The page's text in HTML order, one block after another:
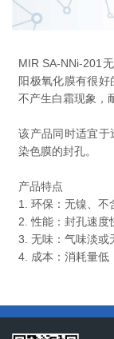
MIR SA-NNi-201
阳极氧化膜有很好
不产生白霜现象，
该产品同时适宜
染色膜的封孔。
产品特点
1. 环保：无镍、不
2. 性能：封孔速度
3. 无味：气味淡或
4. 成本：消耗量低